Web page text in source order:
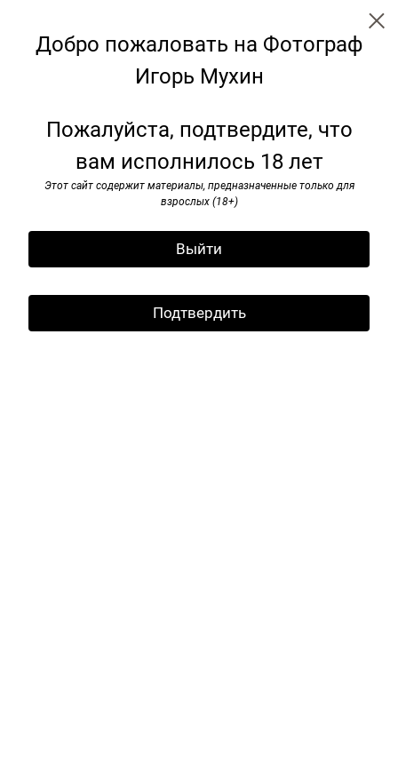
Добро пожаловать на Фотограф
Игорь Мухин
Пожалуйста, подтвердите, что
вам исполнилось 18 лет
Этот сайт содержит материалы, предназначенные только для
взрослых (18+)
Выйти
Подтвердить
Грузинский дневник